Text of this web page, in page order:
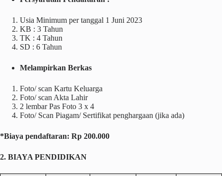
Usia Minimum per tanggal 1 Juni 2023
KB : 3 Tahun
TK : 4 Tahun
SD : 6 Tahun
Melampirkan Berkas
Foto/ scan Kartu Keluarga
Foto/ scan Akta Lahir
2 lembar Pas Foto 3 x 4
Foto/ Scan Piagam/ Sertifikat penghargaan (jika ada)
*Biaya pendaftaran: Rp 200.000
2. BIAYA PENDIDIKAN